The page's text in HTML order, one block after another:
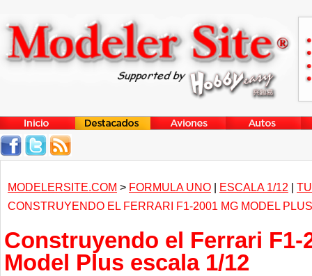
MODELERSITE.COM > FORMULA UNO | ESCALA 1/12 |
CONSTRUYENDO EL FERRARI F1-2001 MG MODEL
Construyendo el Ferrari F1-
Model Plus escala 1/12